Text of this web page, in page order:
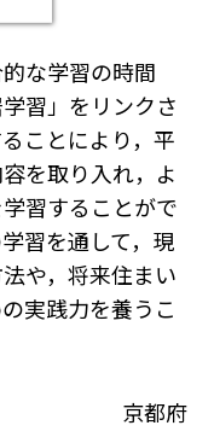
な学習の時間
習」をリンクさ
ことにより，平
を取り入れ，よ
習することがで
習を通して，現
や，将来住まい
実践力を養うこ
京都府